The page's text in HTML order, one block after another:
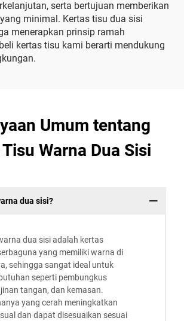
serta bertujuan memberikan
minimal. Kertas tisu dua sisi
menerapkan prinsip ramah
kertas tisu kami berarti mendukung
Umum tentang
Warna Dua Sisi
dua sisi?
dua sisi adalah kertas
yang memiliki warna di
sehingga sangat ideal untuk
seperti pembungkus
tangan, dan kemasan.
yang cerah meningkatkan
dan dapat disesuaikan sesuai